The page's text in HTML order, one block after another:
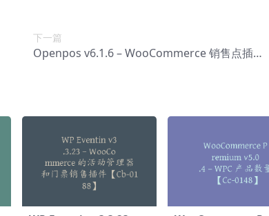
下一篇
Openpos v6.1.6 – WooCommerce 销售点插件